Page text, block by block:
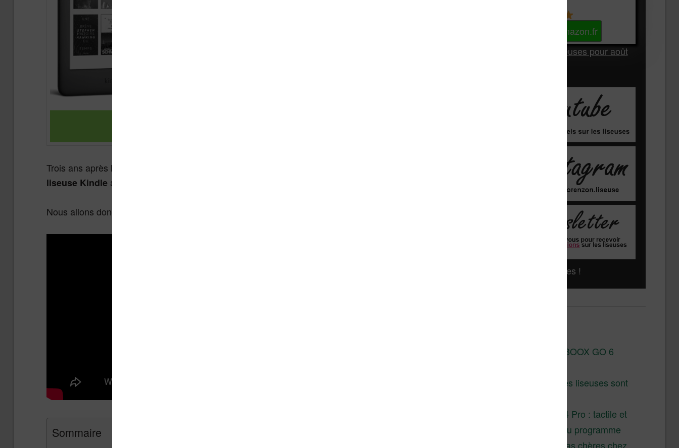
Trois ans après la sortie du précédent modèle,
liseuse Kindle avec un atout de taille : un écran tactile avec éclairage pour moins de 80€.
Nous allons donc voir dans ce
Sommaire
Voir sur Amazon.fr
Les Meilleures liseuses pour août
Liseuses pas chères !
Test de la BOOX GO 6
Pourquoi les liseuses sont
XTEINK X4 Pro : tactile et
éclairage au programme
Liseuses pas chères chez